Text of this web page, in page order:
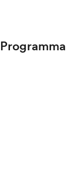
Programma